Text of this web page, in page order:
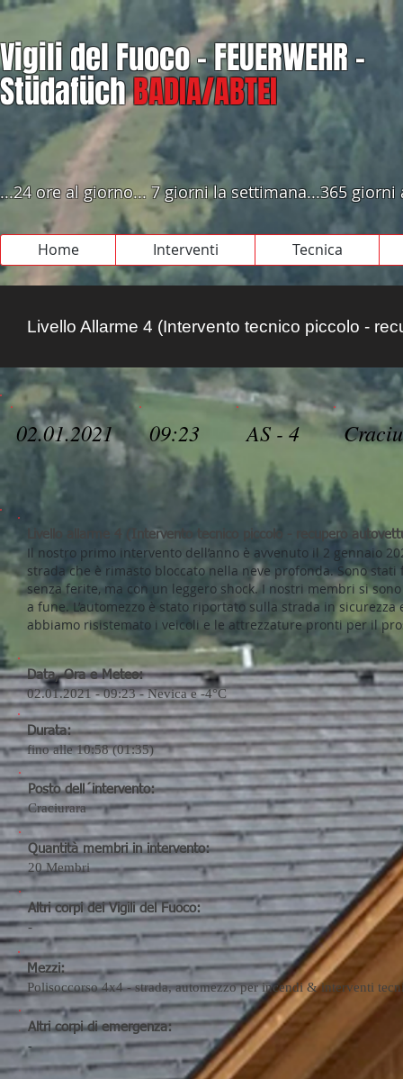
Vigili del Fuoco - FEUERWEHR -
StüdafüchBADIA/ABTEI
...24 ore al giorno... 7 giorni la settimana...365
Home Interventi Tecnica
Livello Allarme 4 (Intervento tecnico piccolo -
02.01.2021 09:23 AS - 4
Livello allarme 4 (Intervento tecnico piccolo - recupero
Il nostro primo intervento dell’anno è avvenuto il 2 gennaio
strada che è rimasto bloccato nella neve profonda. Sono
senza ferite, ma con un leggero shock. I nostri membri si
a fune. L’automezzo è stato riportato sulla strada in
abbiamo risistemato i veicoli e le attrezzature pronti per il
Data, Ora e Meteo:
02.01.2021 - 09:23 - Nevica e -4°C
Durata:
fino alle 10:58 (01:35)
Posto dell´intervento:
Craciurara
Quantità membri in intervento:
20Membri
Altri corpi dei Vigili del Fuoco:
-
Mezzi:
Polisoccorso 4x4 - strada, automezzo per incendi & interventi
Altri corpi di emergenza:
-